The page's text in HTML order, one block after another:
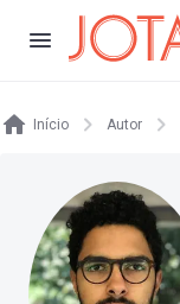
Início Autor